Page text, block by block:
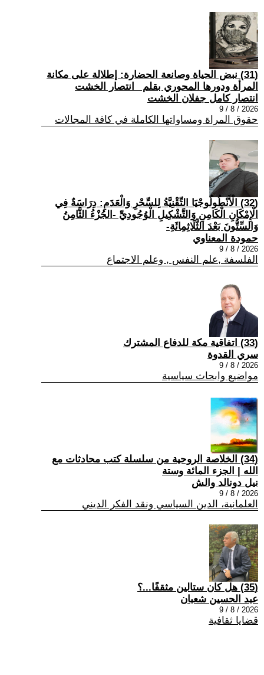
(31) نبض الحياة وصانعة الحضارة: إطلالة على مكانة
المرأة ودورها المحوري بقلم _انتصار الخشت
انتصار كامل جفلان الخشت
2026 / 8 / 9
حقوق المراة ومساواتها الكاملة في كافة المجالات
(32) الْأَنْطُولُوجْيَا التِّقْنِيَّةُ لِلسِّحْرِ وَالْعَدَمِ: دِرَاسَةٌ فِي
الْإِمْكَانِ الْكَامِنِ وَالتَّشْكِيلِ الْوُجُودِيِّ -الجُزْءُ الثَّامِنُ
وَالسِّتُّونَ بَعْدَ الثَّلَاثِمِائَةِ-
حمودة المعناوي
2026 / 8 / 9
الفلسفة ,علم النفس , وعلم الاجتماع
(33) اتفاقية مكة للدفاع المشترك
سري القدوة
2026 / 8 / 9
مواضيع وابحاث سياسية
(34) الخلاصة الروحية من سلسلة كتب محادثات مع
الله | الجزء المائة وستة
نيل دونالد والش
2026 / 8 / 9
العلمانية، الدين السياسي ونقد الفكر الديني
(35) هل كان ستالين مثقفًا...؟
عبد الحسين شعبان
2026 / 8 / 9
قضايا ثقافية